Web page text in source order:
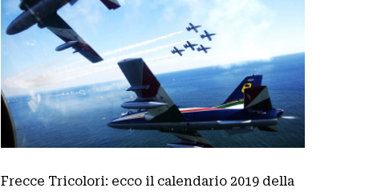
Frecce Tricolori: ecco il calendario 2019 della